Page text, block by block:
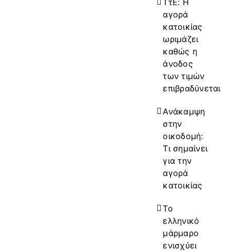
αγορά
κατοικίας
ωριμάζει
καθώς η
άνοδος
των τιμών
επιβραδύνεται
Ανάκαμψη
στην
οικοδομή:
Τι σημαίνει
για την
αγορά
κατοικίας
Το
ελληνικό
μάρμαρο
ενισχύει